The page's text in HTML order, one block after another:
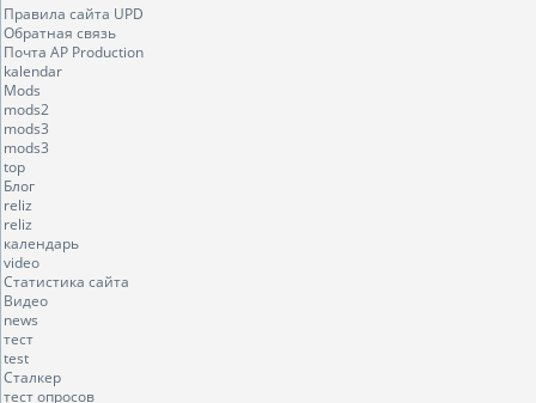
Правила сайта UPD
Обратная связь
Почта AP Production
kalendar
Mods
mods2
mods3
mods3
top
Блог
reliz
reliz
календарь
video
Статистика сайта
Видео
news
тест
test
Сталкер
тест опросов